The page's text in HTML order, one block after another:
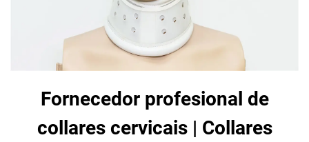
Fornecedor profesional de
collares cervicais | Collares